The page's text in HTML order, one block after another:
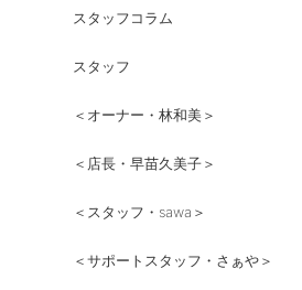
スタッフコラム
スタッフ
＜オーナー・林和美＞
＜店長・早苗久美子＞
＜スタッフ・sawa＞
＜サポートスタッフ・さぁや＞